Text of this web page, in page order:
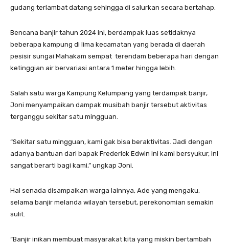
gudang terlambat datang sehingga di salurkan secara bertahap.
Bencana banjir tahun 2024 ini, berdampak luas setidaknya
beberapa kampung di lima kecamatan yang berada di daerah
pesisir sungai Mahakam sempat terendam beberapa hari dengan
ketinggian air bervariasi antara 1 meter hingga lebih.
Salah satu warga Kampung Kelumpang yang terdampak banjir,
Joni menyampaikan dampak musibah banjir tersebut aktivitas
terganggu sekitar satu mingguan.
“Sekitar satu mingguan, kami gak bisa beraktivitas. Jadi dengan
adanya bantuan dari bapak Frederick Edwin ini kami bersyukur, ini
sangat berarti bagi kami,” ungkap Joni.
Hal senada disampaikan warga lainnya, Ade yang mengaku,
selama banjir melanda wilayah tersebut, perekonomian semakin
sulit.
“Banjir inikan membuat masyarakat kita yang miskin bertambah